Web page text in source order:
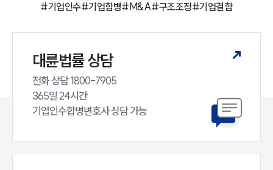
대륜법률상담예약
#기업인수#기업합병# M&A#구조조정#기업결합
대륜법률 상담
전화 상담 1800-7905
365일 24시간
기업인수합병변호사 상담 가능